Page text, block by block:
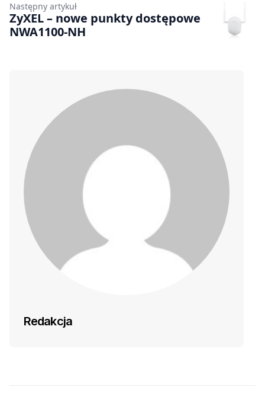
Następny artykuł
ZyXEL – nowe punkty dostępowe
NWA1100-NH
Redakcja